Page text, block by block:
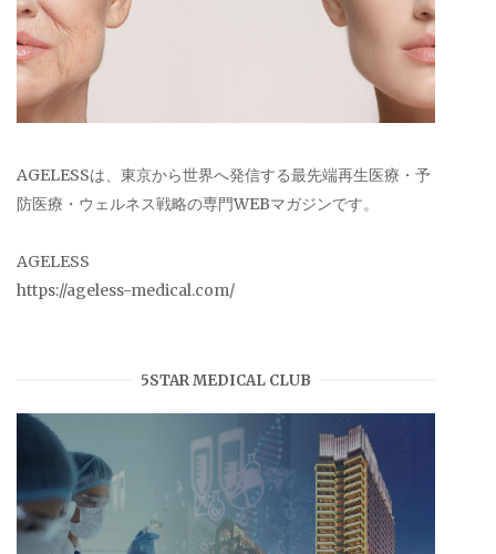
AGELESSは、東京から世界へ発信する最先端再生医療・予
防医療・ウェルネス戦略の専門WEBマガジンです。
AGELESS
https://ageless-medical.com/
5STAR MEDICAL CLUB